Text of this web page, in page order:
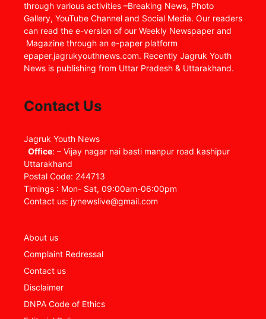
through various activities –Breaking News, Photo
Gallery, YouTube Channel and Social Media. Our readers
can read the e-version of our Weekly Newspaper and
Magazine through an e-paper platform
epaper.jagrukyouthnews.com. Recently Jagruk Youth
News is publishing from Uttar Pradesh & Uttarakhand.
Contact Us
Jagruk Youth News
Office: – Vijay nagar nai basti manpur road kashipur
Uttarakhand
Postal Code: 244713
Timings : Mon- Sat, 09:00am-06:00pm
Contact us: jynewslive@gmail.com
About us
Complaint Redressal
Contact us
Disclaimer
DNPA Code of Ethics